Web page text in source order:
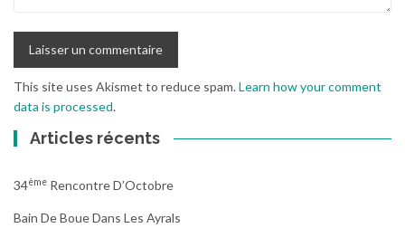
This site uses Akismet to reduce spam.Learn how your comment
data is processed.
Articles récents
34Ème Rencontre D’Octobre
Bain De Boue Dans Les Ayrals